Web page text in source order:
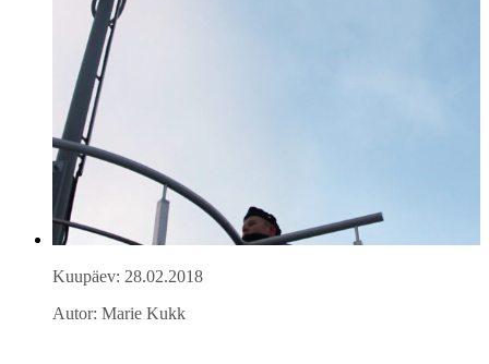
Kuupäev: 28.02.2018
Autor: Marie Kukk